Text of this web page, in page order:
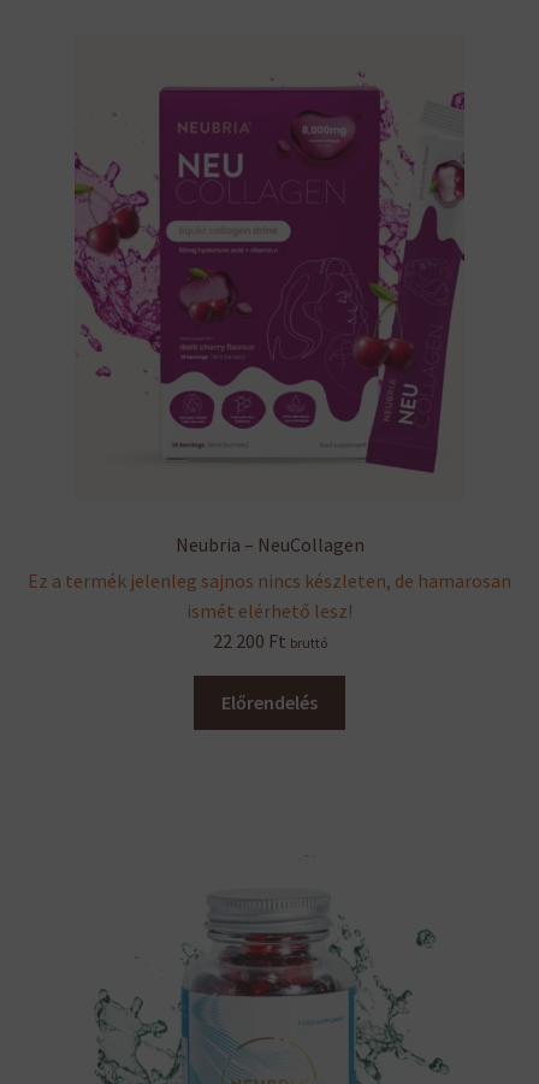
Neubria – NeuCollagen
Ez a termék jelenleg sajnos nincs készleten, de hamarosan
ismét elérhető lesz!
22 200 Ft bruttó
Előrendelés